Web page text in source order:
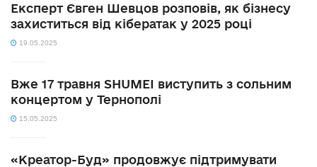
Експерт Євген Шевцов розповів, як бізнесу
захиститься від кібератак у 2025 році
19.05.2025
Вже 17 травня SHUMEI виступить з сольним
концертом у Тернополі
15.05.2025
«Креатор-Буд» продовжує підтримувати